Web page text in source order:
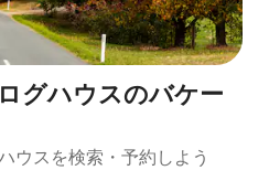
グハウスのバケー
ウスを検索・予約しよう